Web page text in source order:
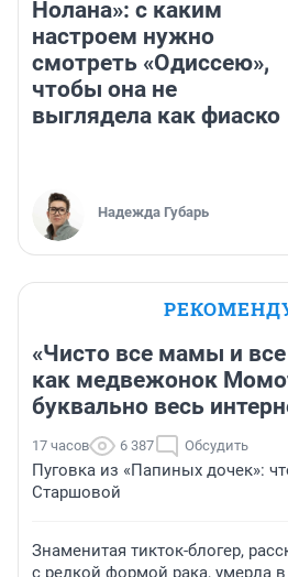
Нолана»: с каким
настроем нужно
смотреть «Одиссею»,
чтобы она не
выглядела как фиаско
Надежда Губарь
«Чисто все мамы и все
как медвежонок
буквально весь
17 часов 6 387 Обсудить
Пуговка из «Папиных дочек»:
Старшовой
Знаменитая тикток-блогер,
с редкой формой рака, умерла в